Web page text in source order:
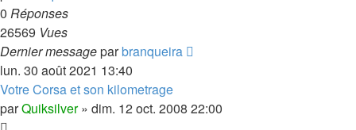
0 Réponses
26569 Vues
Dernier messageparbranqueira
lun. 30 août 2021 13:40
Votre Corsa et son kilometrage
parQuiksilver» dim. 12 oct. 2008 22:00